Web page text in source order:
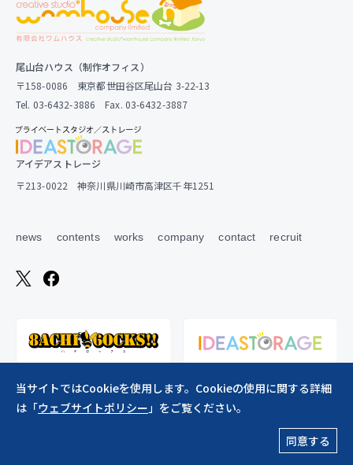
尾山台ハウス（制作オフィス）
〒158-0086 東京都世田谷区尾山台 3-22-13
Tel. 03-6432-3886 Fax. 03-6432-3887
アイデアストレージ
〒213-0022 神奈川県川崎市高津区千年1251
news contents works company contact recruit
Copylight ©︎2026 creative studio*wamhouse co., ltd. All Rights Reserved.
同意する
当サイトではCookieを使用します。Cookieの使用に関する詳細
は「ウェブサイトポリシー」をご覧ください。